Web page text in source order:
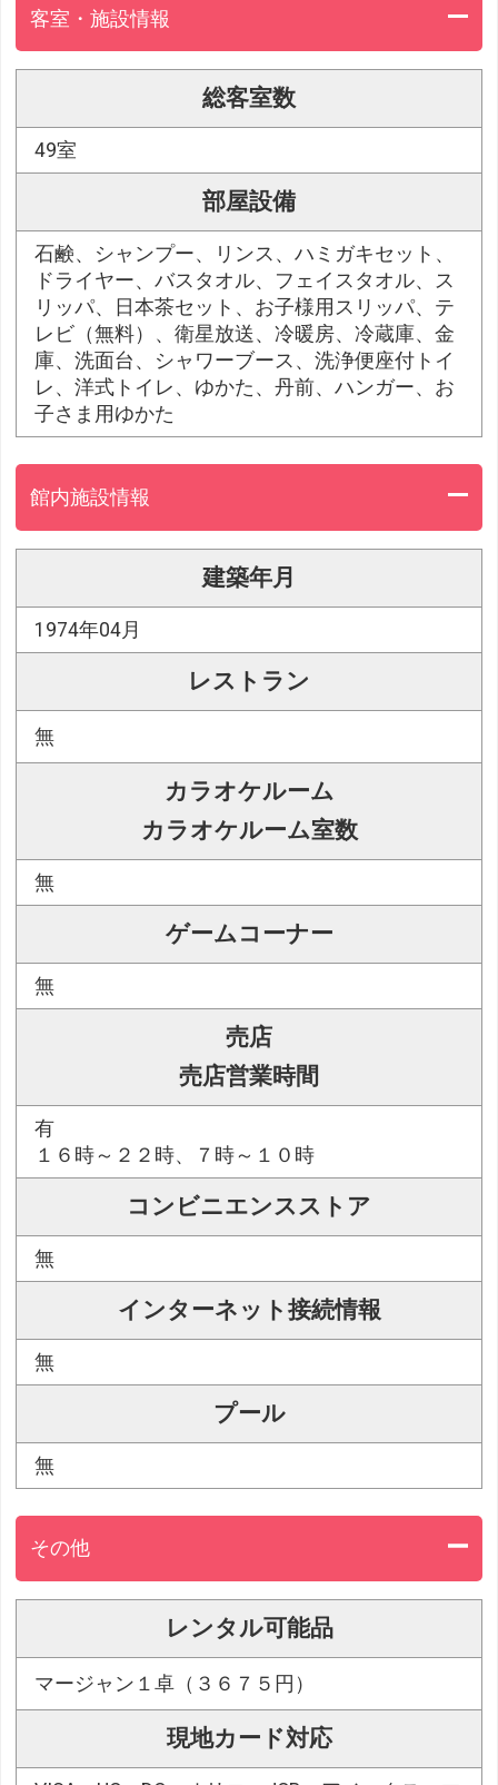
客室・施設情報
総客室数
49室
部屋設備
石鹸、シャンプー、リンス、ハミガキセット、
ドライヤー、バスタオル、フェイスタオル、ス
リッパ、日本茶セット、お子様用スリッパ、テ
レビ（無料）、衛星放送、冷暖房、冷蔵庫、金
庫、洗面台、シャワーブース、洗浄便座付トイ
レ、洋式トイレ、ゆかた、丹前、ハンガー、お
子さま用ゆかた
館内施設情報
建築年月
1974年04月
レストラン
無
カラオケルーム
カラオケルーム室数
無
ゲームコーナー
無
売店
売店営業時間
有
１６時～２２時、７時～１０時
コンビニエンスストア
無
インターネット接続情報
無
プール
無
その他
レンタル可能品
マージャン１卓（３６７５円）
現地カード対応